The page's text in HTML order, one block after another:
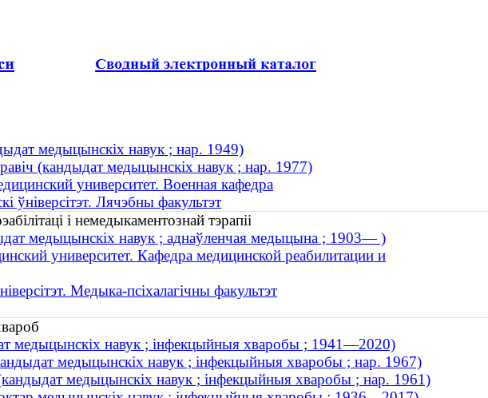
медыцынскіх навук ; нар. 1949)
(кандыдат медыцынскіх навук ; нар. 1977)
университет. Военная кафедра
ўніверсітэт. Лячэбны факультэт
і немедыкаментознай тэрапіі
медыцынскіх навук ; аднаўленчая медыцына ; 1903— )
университет. Кафедра медицинской реабилитации и
Медыка-псіхалагічны факультэт
медыцынскіх навук ; інфекцыйныя хваробы ; 1941—2020)
медыцынскіх навук ; інфекцыйныя хваробы ; нар. 1967)
(кандыдат медыцынскіх навук ; інфекцыйныя хваробы ; нар. 1961)